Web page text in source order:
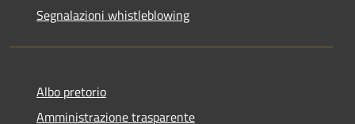
Segnalazioni whistleblowing
Albo pretorio
Amministrazione trasparente